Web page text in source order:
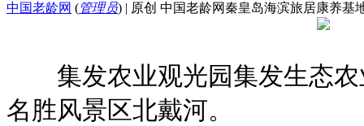
中国老龄网 (管理员) | 原创 中国老龄网秦皇岛海滨旅居康养基
集发农业观光园集发生态农
名胜风景区北戴河。